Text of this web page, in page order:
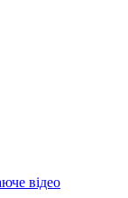
відео